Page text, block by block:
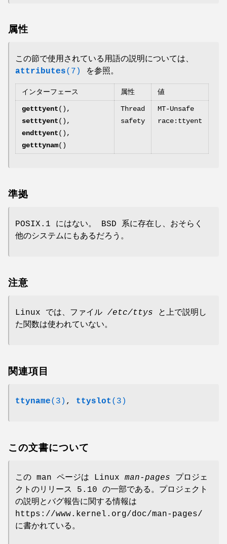
属性
この節で使用されている用語の説明については、
attributes(7) を参照。
インターフェース 属性 値
getttyent(),
setttyent(),
endttyent(),
getttynam()
Thread
safety
MT-Unsafe
race:ttyent
準拠
POSIX.1 にはない。 BSD 系に存在し、おそらく
他のシステムにもあるだろう。
注意
Linux では、ファイル /etc/ttys と上で説明し
た関数は使われていない。
関連項目
ttyname(3) , ttyslot (3)
この文書について
この man ページは Linux man-pages プロジェ
クトのリリース 5.10 の一部である。プロジェクト
の説明とバグ報告に関する情報は
https://www.kernel.org/doc/man-pages/
に書かれている。